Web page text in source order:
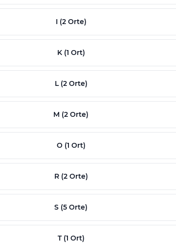
I (2 Orte)
K (1 Ort)
L (2 Orte)
M (2 Orte)
O (1 Ort)
R (2 Orte)
S (5 Orte)
T (1 Ort)